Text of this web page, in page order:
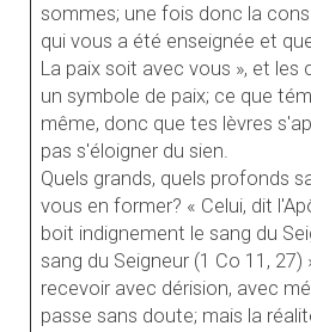
sommes; une fois donc la
qui vous a été enseignée et
La paix soit avec vous », et
un symbole de paix; ce que
même, donc que tes lèvres
pas s'éloigner du sien.
Quels grands, quels profonds
vous en former? « Celui, dit
boit indignement le sang du
sang du Seigneur (1 Co 11,
recevoir avec dérision, avec
passe sans doute; mais la